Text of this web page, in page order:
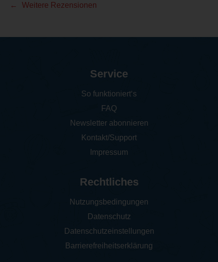
Weitere Rezensionen
Service
So funktioniert‘s
FAQ
Newsletter abonnieren
Kontakt/Support
Impressum
Rechtliches
Nutzungsbedingungen
Datenschutz
Datenschutzeinstellungen
Barrierefreiheitserklärung